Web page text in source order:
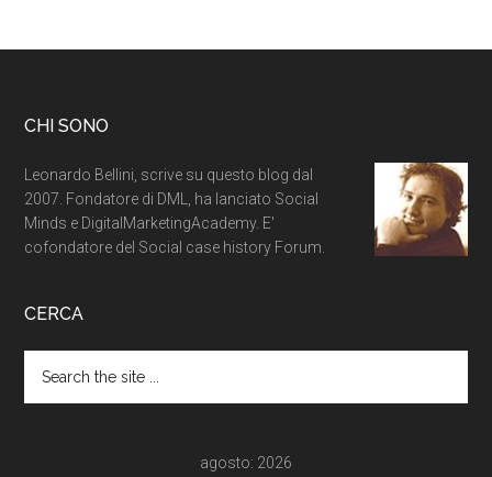
CHI SONO
Leonardo Bellini, scrive su questo blog dal
2007. Fondatore di DML, ha lanciato Social
Minds e DigitalMarketingAcademy. E'
cofondatore del Social case history Forum.
CERCA
agosto: 2026